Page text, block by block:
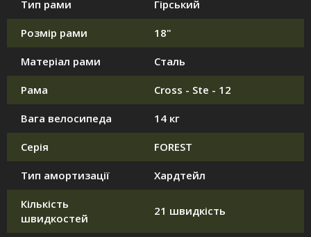
Тип рами Гірський
Розмір рами 18"
Матеріал рами Сталь
Рама Cross - Ste - 12
Вага велосипеда 14 кг
Серія FOREST
Тип амортизації Хардтейл
Кількість
швидкостей
21 швидкість